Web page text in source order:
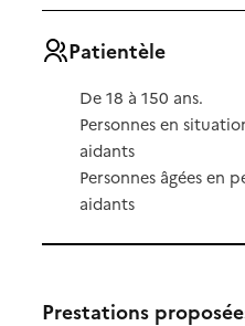
Patientèle
De 18 à 150 ans.
Personnes en
aidants
Personnes âgées en
aidants
Prestations